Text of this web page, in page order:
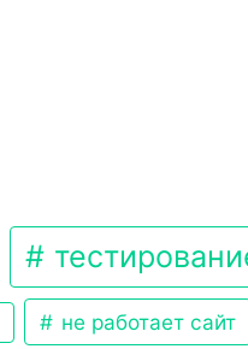
не работает сайт